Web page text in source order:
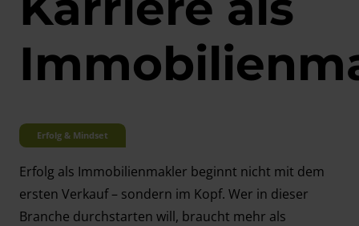
Erfolg & Mindset
Erfolg als Immobilienmakler beginnt nicht mit dem
ersten Verkauf – sondern im Kopf. Wer in dieser
Branche durchstarten will, braucht mehr als